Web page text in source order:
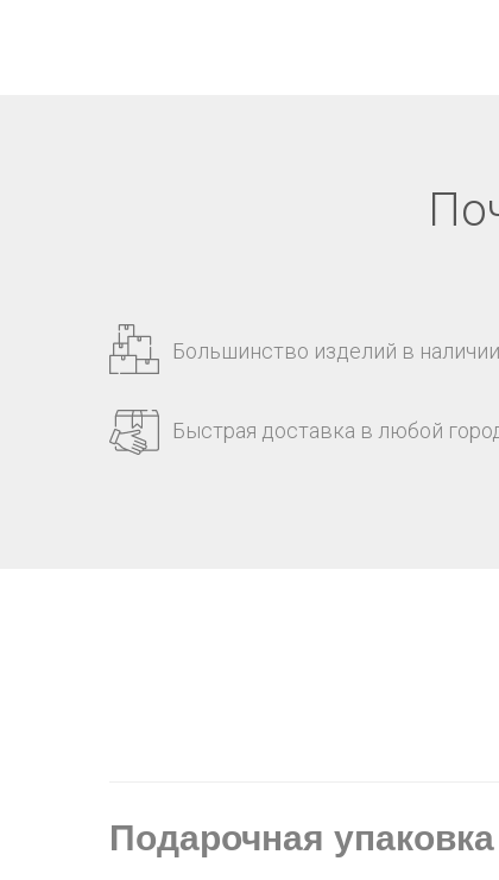
Большинство изделий в наличии
Быстрая доставка в любой
Подарочная упаковка